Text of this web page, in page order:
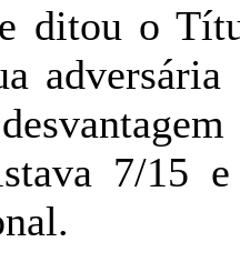
ditou o
7/15